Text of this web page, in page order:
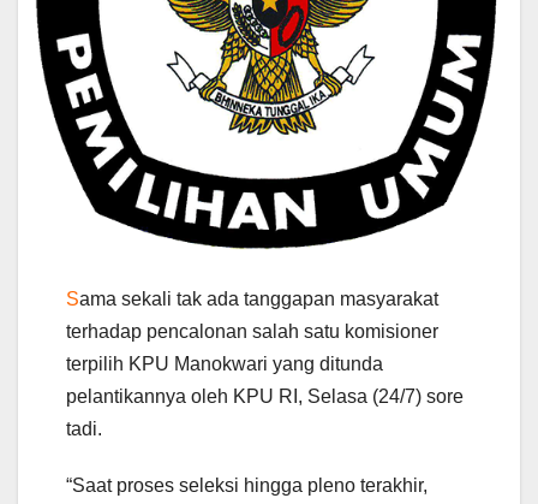
Sama sekali tak ada tanggapan masyarakat
terhadap pencalonan salah satu komisioner
terpilih KPU Manokwari yang ditunda
pelantikannya oleh KPU RI, Selasa (24/7) sore
tadi.
“Saat proses seleksi hingga pleno terakhir,